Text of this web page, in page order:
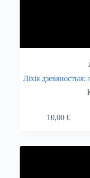
Ліхія дзевяностыя:
10,00 €